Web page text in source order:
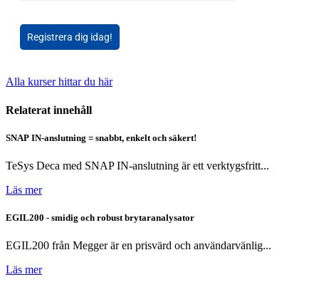
Registrera dig idag!
Alla kurser hittar du här
Relaterat innehåll
SNAP IN-anslutning = snabbt, enkelt och säkert!
TeSys Deca med SNAP IN-anslutning är ett verktygsfritt...
Läs mer
EGIL200 - smidig och robust brytaranalysator
EGIL200 från Megger är en prisvärd och användarvänlig...
Läs mer